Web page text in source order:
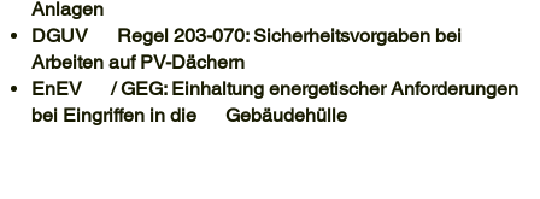
Anlagen
DGUV Regel 203-070: Sicherheitsvorgaben bei
Arbeiten auf PV-Dächern
EnEV / GEG: Einhaltung energetischer Anforderungen
bei Eingriffen in die Gebäudehülle